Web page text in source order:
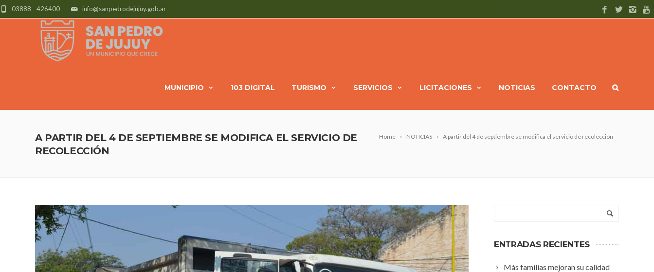
info@sanpedrodejujuy.gob.ar
03888 - 426400
MUNICIPIO 103 DIGITAL TURISMO SERVICIOS LICITACIONES NOTICIAS CONTACTO
Home NOTICIAS A partir del 4 de septiembre se modifica el servicio de recolección
A PARTIR DEL 4 DE SEPTIEMBRE SE MODIFICA EL SERVICIO DE
RECOLECCIÓN
ENTRADAS RECIENTES
Más familias mejoran su calidad